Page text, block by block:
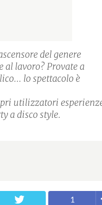
del genere
al lavoro? Provate a
lo spettacolo è
utilizzatori
a disco style.
1